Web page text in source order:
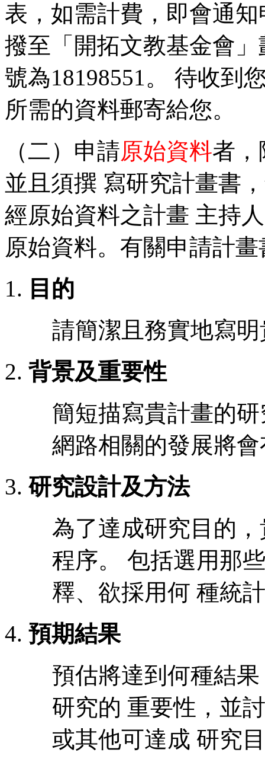
表，如需計費，即會通
撥至「開拓文教基金會
號為18198551。 待收到
所需的資料郵寄給您。
（二）申請原始資料者，
並且須撰 寫研究計畫書
經原始資料之計畫 主持
原始資料。有關申請計
目的
請簡潔且務實地寫
背景及重要性
簡短描寫貴計畫的
網路相關的發展將
研究設計及方法
為了達成研究目的
程序。 包括選用那
釋、欲採用何 種統
預期結果
預估將達到何種結
研究的 重要性，並
或其他可達成 研究